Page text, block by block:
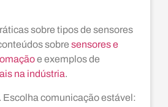
sobre tipos de sensores
sobre sensores e
e exemplos de
na indústria.
Escolha comunicação estável: